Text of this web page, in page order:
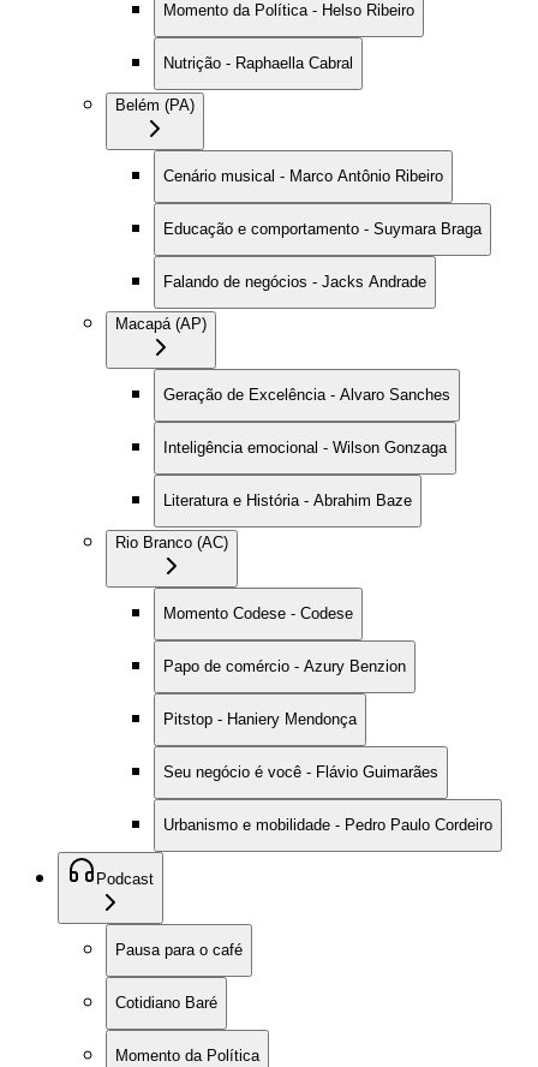
Momento da Política - Helso Ribeiro
Nutrição - Raphaella Cabral
Belém (PA)
Cenário musical - Marco Antônio Ribeiro
Educação e comportamento - Suymara Braga
Falando de negócios - Jacks Andrade
Macapá (AP)
Geração de Excelência - Alvaro Sanches
Inteligência emocional - Wilson Gonzaga
Literatura e História - Abrahim Baze
Rio Branco (AC)
Momento Codese - Codese
Papo de comércio - Azury Benzion
Pitstop - Haniery Mendonça
Seu negócio é você - Flávio Guimarães
Urbanismo e mobilidade - Pedro Paulo Cordeiro
Podcast
Pausa para o café
Cotidiano Baré
Momento da Política